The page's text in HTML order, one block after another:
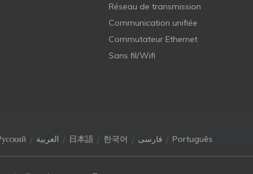
Réseau de transmission
Communication unifiée
Commutateur Ethernet
Sans fil/Wifi
/ العربية / 日本語 / 한국어 / فارسی / Português